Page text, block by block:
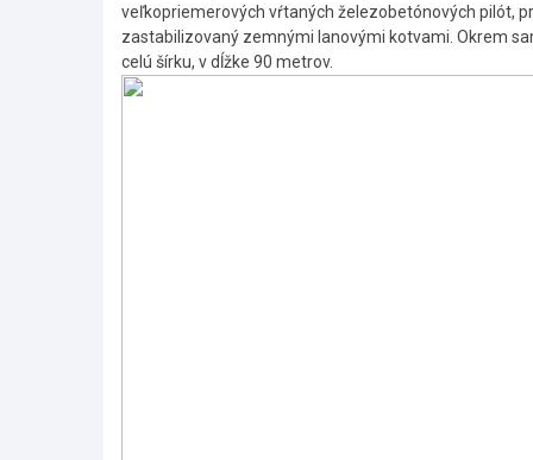
veľkopriemerových vŕtaných železobetónových pilót,
zastabilizovaný zemnými lanovými kotvami. Okrem
celú šírku, v dĺžke 90 metrov.